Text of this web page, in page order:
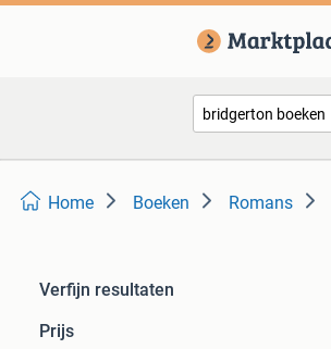
Home Boeken Romans
Verfijn resultaten
Prijs